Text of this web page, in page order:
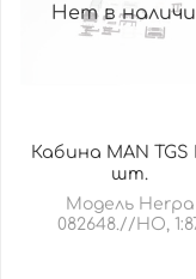
Нет в
Кабина MAN TGS
шт.
Модель Herpa
082648.//HO,